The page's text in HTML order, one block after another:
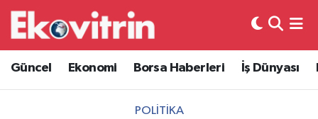
Güncel Ekonomi Borsa Haberleri İş Dünyası
POLITIKA
Güncel
Ekonomi
Hava Durumu
Trafik Durumu